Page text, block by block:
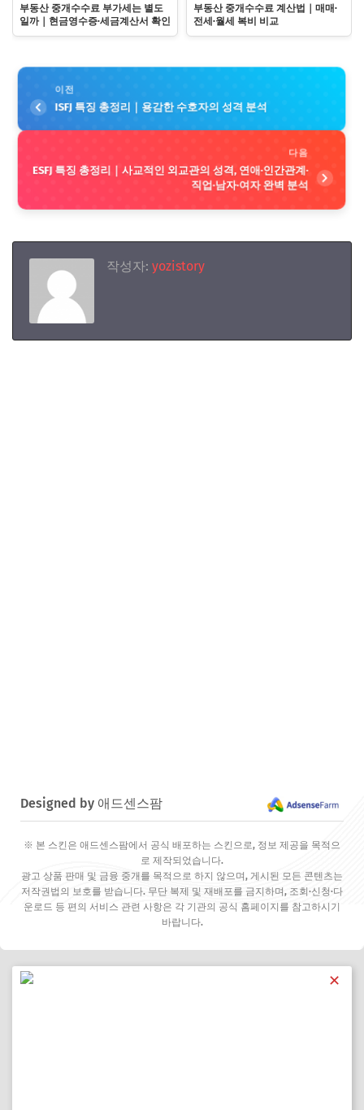
부동산 중개수수료 부가세는 별도
일까｜현금영수증·세금계산서 확인
부동산 중개수수료 계산법｜매매·
전세·월세 복비 비교
이전
ISFJ 특징 총정리｜용감한 수호자의 성격 분석
다음
ESFJ 특징 총정리｜사교적인 외교관의 성격, 연애·인간관계·
직업·남자·여자 완벽 분석
작성자: yozistory
Designed by 애드센스팜
※ 본 스킨은 애드센스팜에서 공식 배포하는 스킨으로, 정보 제공을 목적으
로 제작되었습니다.
광고 상품 판매 및 금융 중개를 목적으로 하지 않으며, 게시된 모든 콘텐츠는
저작권법의 보호를 받습니다. 무단 복제 및 재배포를 금지하며, 조회·신청·다
운로드 등 편의 서비스 관련 사항은 각 기관의 공식 홈페이지를 참고하시기
바랍니다.
✕